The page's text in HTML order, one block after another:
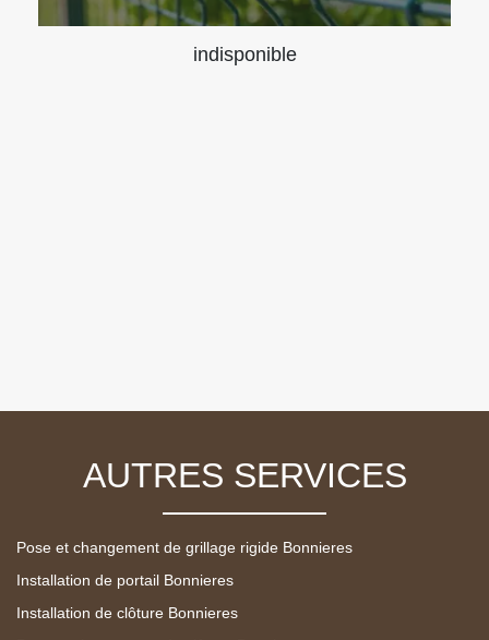
indisponible
AUTRES SERVICES
Pose et changement de grillage rigide Bonnieres
Installation de portail Bonnieres
Installation de clôture Bonnieres